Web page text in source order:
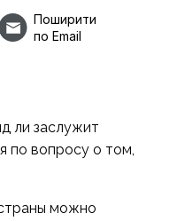
Поширити
по Email
ли заслужит
по вопросу о том,
можно